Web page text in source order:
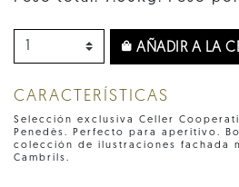
AÑADIR A LA
CARACTERÍSTICAS
Selección exclusiva Celler
Penedès. Perfecto para aperitivo.
colección de ilustraciones fachada
Cambrils.